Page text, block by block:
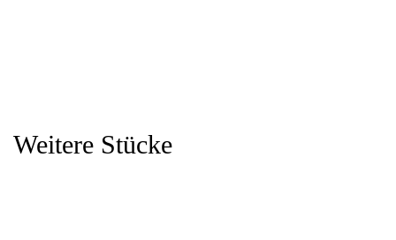
Weitere Stücke